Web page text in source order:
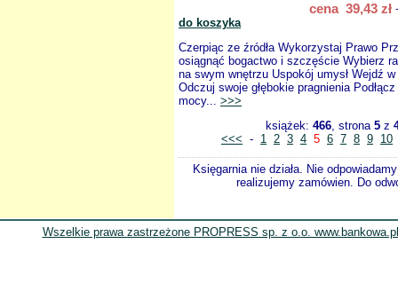
cena 39,43 zł
do koszyka
Czerpiąc ze źródła Wykorzystaj Prawo
osiągnąć bogactwo i szczęście Wybierz
na swym wnętrzu Uspokój umysł Wejdź
Odczuj swoje głębokie pragnienia
mocy... >>>
książek: 466, strona 5 z
<<< - 1 2 3 4 5 6 7 8 9 10
Księgarnia nie działa. Nie
realizujemy zamówien. Do
Wszelkie prawa zastrzeżone PROPRESS sp. z o.o.